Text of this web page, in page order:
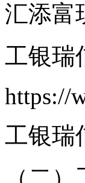
汇添富
工银瑞
https://
工银瑞